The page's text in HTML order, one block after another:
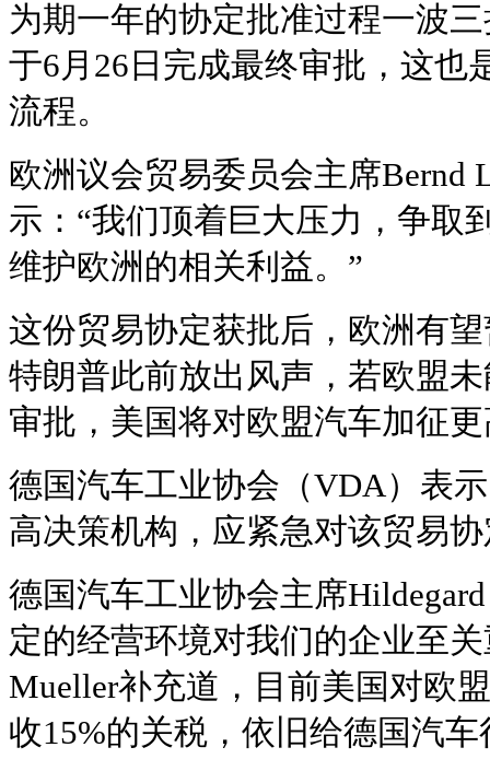
为期一年的协定批准过程一波
于6月26日完成最终审批，这也
流程。
欧洲议会贸易委员会主席Bernd
示：“我们顶着巨大压力，争取
维护欧洲的相关利益。”
这份贸易协定获批后，欧洲有
特朗普此前放出风声，若欧盟
审批，美国将对欧盟汽车加征
德国汽车工业协会（VDA）表
高决策机构，应紧急对该贸易
德国汽车工业协会主席
定的经营环境对我们的企业至
Mueller补充道，目前美国对欧
收15%的关税，依旧给德国汽